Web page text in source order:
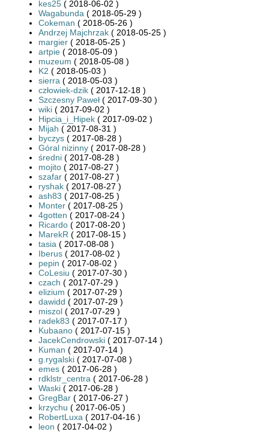
kes25 ( 2018-06-02 )
Wagabunda ( 2018-05-29 )
Cokeman ( 2018-05-26 )
Andrzej Majchrzak ( 2018-05-25 )
margier ( 2018-05-25 )
artpie ( 2018-05-09 )
muzeum ( 2018-05-08 )
K2 ( 2018-05-03 )
sierra ( 2018-05-03 )
człowiek-dzik ( 2017-12-18 )
Szczesny Paweł ( 2017-09-30 )
wiki ( 2017-09-02 )
Hipcia_i_Hipek ( 2017-09-02 )
Mijah ( 2017-08-31 )
byczys ( 2017-08-28 )
Góral nizinny ( 2017-08-28 )
średni ( 2017-08-28 )
mojito ( 2017-08-27 )
szafar ( 2017-08-27 )
ryshak ( 2017-08-27 )
ash83 ( 2017-08-25 )
Monter ( 2017-08-25 )
4gotten ( 2017-08-24 )
Ricardo ( 2017-08-20 )
MarekR ( 2017-08-15 )
tasia ( 2017-08-08 )
Iberus ( 2017-08-02 )
pepin ( 2017-08-02 )
CoLesiu ( 2017-07-30 )
czach ( 2017-07-29 )
elizium ( 2017-07-29 )
dawidd ( 2017-07-29 )
miszol ( 2017-07-29 )
radek83 ( 2017-07-17 )
Kubaano ( 2017-07-15 )
JacekCendrowski ( 2017-07-14 )
Kuman ( 2017-07-14 )
g.rygalski ( 2017-07-08 )
emes ( 2017-06-28 )
rdklstr_centra ( 2017-06-28 )
Waski ( 2017-06-28 )
GregBar ( 2017-06-27 )
krzychu ( 2017-06-05 )
RobertLuxa ( 2017-04-16 )
leon ( 2017-04-02 )